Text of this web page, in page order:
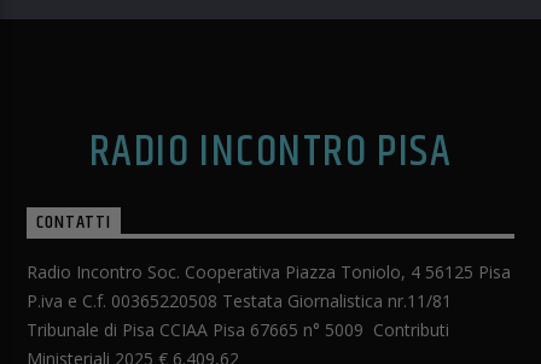
RADIO INCONTRO PISA
CONTATTI
Radio Incontro Soc. Cooperativa Piazza Toniolo, 4 56125 Pisa
P.iva e C.f. 00365220508 Testata Giornalistica nr.11/81
Tribunale di Pisa CCIAA Pisa 67665 n° 5009 Contributi
Ministeriali 2025 € 6.409,62